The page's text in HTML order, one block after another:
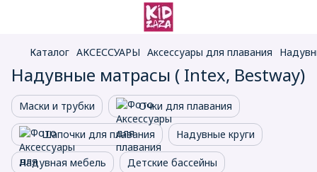
Каталог АКСЕССУАРЫ Аксессуары для плавания
Надувные матрасы ( Intex, Bestway)
Маски и трубки Очки для плавания
Шапочки для плавания Надувные круги
Надувная мебель Детские бассейны